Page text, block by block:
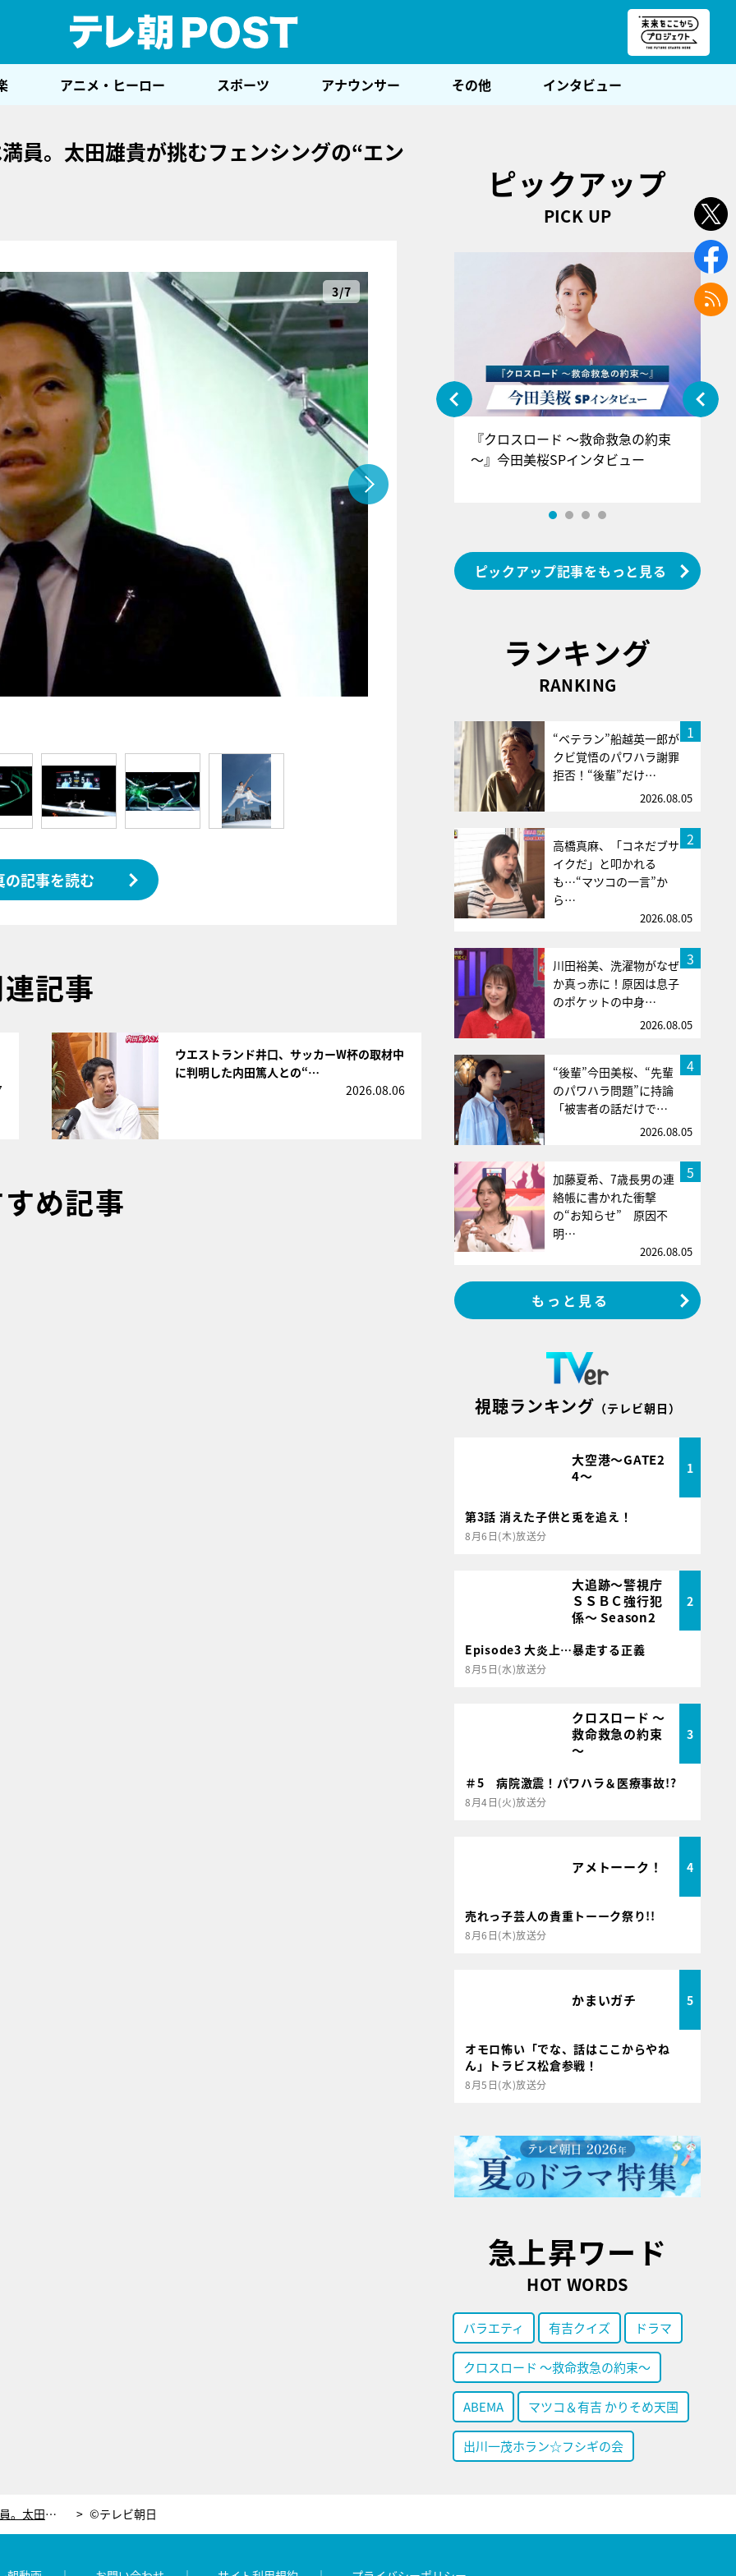
アニメ・ヒーロー スポーツ アナウンサー その他 インタビュー
員。太田雄貴が挑むフェンシングの“エン
3/7
の記事を読む
記事
ウエストランド井口、サッカーW杯の取材中
に判明した内田篤人との“…
2026.08.06
め記事
ピックアップ
PICK UP
『アイ＝ラブ！げーみんぐ』＝LOV
E齋藤樹愛羅＆佐々木舞香SPインタ
『クロスロード ～救命救急の約束
～』今田美桜SPインタビュー
ピックアップ記事をもっと見る
ランキング
RANKING
1
“ベテラン”船越英一郎が
クビ覚悟のパワハラ謝罪
拒否！“後輩”だけ…
2026.08.05
2
高橋真麻、「コネだブサ
イクだ」と叩かれる
も…“マツコの一言”か
ら…
2026.08.05
3
川田裕美、洗濯物がなぜ
か真っ赤に！原因は息子
のポケットの中身…
2026.08.05
4
“後輩”今田美桜、“先輩
のパワハラ問題”に持論
「被害者の話だけで…
2026.08.05
5
加藤夏希、7歳長男の連
絡帳に書かれた衝撃
の“お知らせ” 原因不
明…
2026.08.05
もっと見る
視聴ランキング （テレビ朝日）
大空港～GATE2
4～
1
第3話 消えた子供と兎を追え！
8月6日(木)放送分
大追跡～警視庁
ＳＳＢＣ強行犯
係～ Season2
2
Episode3 大炎上…暴走する正義
8月5日(水)放送分
クロスロード ～
救命救急の約束
～
3
＃5 病院激震！パワハラ＆医療事故!?
8月4日(火)放送分
アメトーーク！ 4
売れっ子芸人の貴重トーーク祭り!!
8月6日(木)放送分
かまいガチ 5
オモロ怖い「でな、話はここからやね
ん」トラビス松倉参戦！
8月5日(水)放送分
急上昇ワード
HOT WORDS
バラエティ 有吉クイズ ドラマ
クロスロード ～救命救急の約束～
ABEMA マツコ＆有吉 かりそめ天国
出川一茂ホラン☆フシギの会
空席だらけの会場が、4年後には満員。太田雄貴が挑むフェンシングの“エンタメ革命” ©テレビ朝日